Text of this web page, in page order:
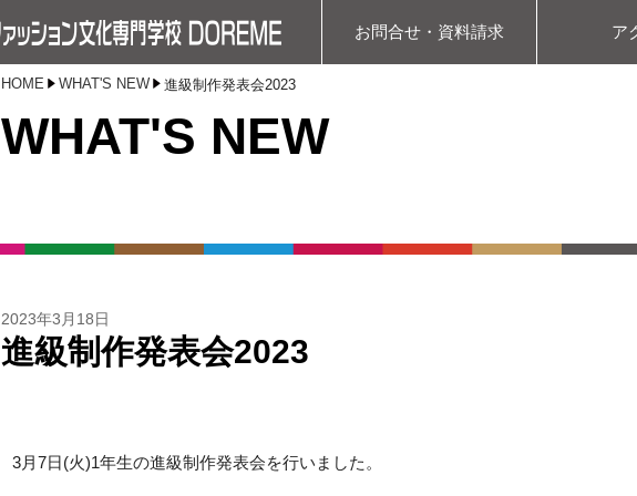
お問合せ・資料請求 ア
HOME WHAT'S NEW 進級制作発表会2023
WHAT'S NEW
2023年3月18日
進級制作発表会2023
3月7日(火)1年生の進級制作発表会を行いました。